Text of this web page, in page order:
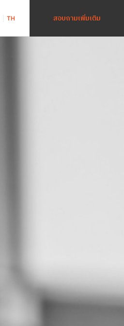
TH สอบถามเพิ่มเติม